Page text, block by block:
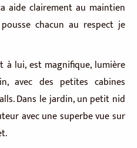
aide clairement au maintien
chacun au respect je
à lui, est magnifique, lumière
avec des petites cabines
Dans le jardin, un petit nid
avec une superbe vue sur